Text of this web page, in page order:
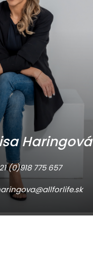
Haringová
(0)918 775 657